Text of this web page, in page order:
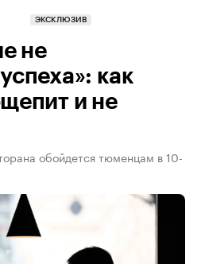
ЭКСКЛЮЗИВ
не
как
и не
обойдется тюменцам в 10-